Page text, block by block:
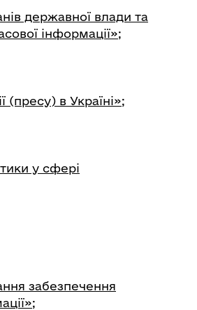
державної влади та
інформації»;
(пресу) в Україні»;
у сфері
забезпечення
;